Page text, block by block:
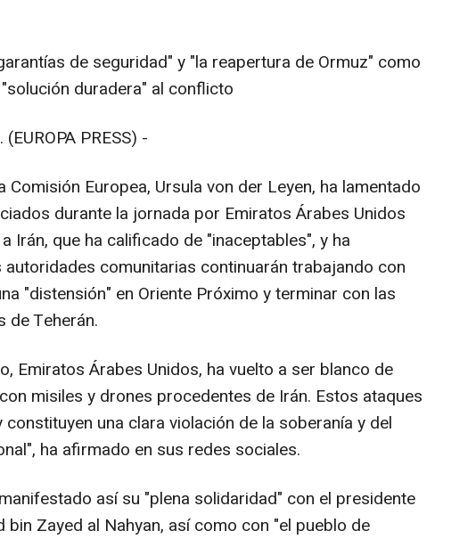
de seguridad" y "la reapertura de Ormuz" como
duradera" al conflicto
PRESS) -
Comisión Europea, Ursula von der Leyen, ha lamentado
durante la jornada por Emiratos Árabes Unidos
Irán, que ha calificado de "inaceptables", y ha
autoridades comunitarias continuarán trabajando con
"distensión" en Oriente Próximo y terminar con las
de Teherán.
Emiratos Árabes Unidos, ha vuelto a ser blanco de
misiles y drones procedentes de Irán. Estos ataques
una clara violación de la soberanía y del
ha afirmado en sus redes sociales.
así su "plena solidaridad" con el presidente
bin Zayed al Nahyan, así como con "el pueblo de